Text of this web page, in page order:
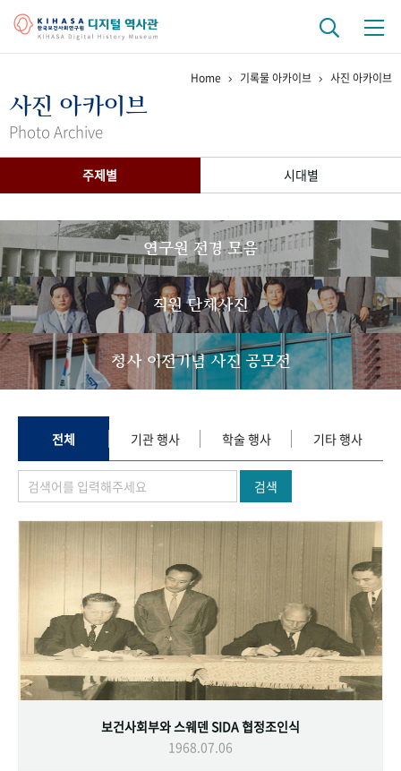
걸어온 길 기관 변천사
간행물 변천사
기록물 아카이브
사진 아카이브 문서 기록물 행정박물 영상 기록물
50+1 주년 기념
성과 50선 숫자로 보는 50년
세계와 함께 한 KIHASA
VR 역사관
Home 기록물 아카이브 사진 아카이브
사진 아카이브
Photo Archive
주제별 시대별
연구원 전경 모음
직원 단체사진
청사 이전기념 사진 공모전
전체 기관 행사 학술 행사 기타 행사
검색
보건사회부와 스웨덴 SIDA 협정조인식
1968.07.06